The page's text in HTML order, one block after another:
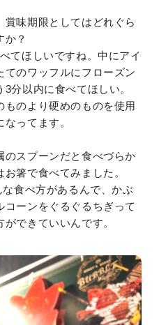
賞味期限としてはどれぐら
か？
てほしいですね。中にアイ
てのワッフルにフローズン
分以内に食べてほしい。
ものより硬めのものを使用
ってます。
のスプーンだと食べづらか
箸で食べてみました。
食べ方があるんで、かぶ
コーンをぐるぐるちぎって
できていいんです。